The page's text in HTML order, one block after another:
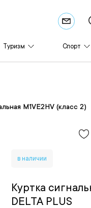
Туризм Спорт
M1VE2HV (класс 2)
в наличии
Куртка
DELTA PLUS